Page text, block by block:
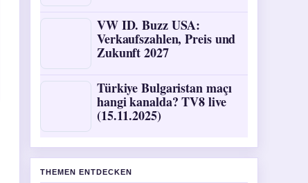
VW ID. Buzz USA:
Verkaufszahlen, Preis und
Zukunft 2027
Türkiye Bulgaristan maçı
hangi kanalda? TV8 live
(15.11.2025)
THEMEN ENTDECKEN